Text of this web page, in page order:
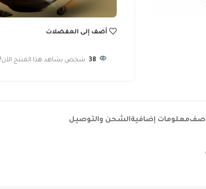
أضف إلى المفضلات
38 شخص يشاهد هذا المنتج الآن!
معلومات إضافيةالشحن والتوصيل